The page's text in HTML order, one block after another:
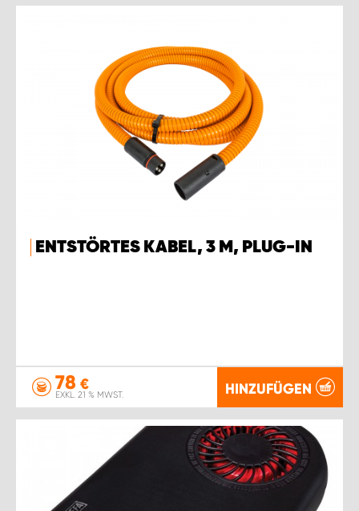
ENTSTÖRTES KABEL, 3 M, PLUG-IN
78 €
EXKL. 21 % MWST. HINZUFÜGEN